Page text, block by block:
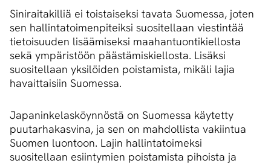
Siniraitakilliä ei toistaiseksi tavata Suomessa, joten
sen hallintatoimenpiteiksi suositellaan viestintää
tietoisuuden lisäämiseksi maahantuontikiellosta
sekä ympäristöön päästämiskiellosta. Lisäksi
suositellaan yksilöiden poistamista, mikäli lajia
havaittaisiin Suomessa.
Japaninkelasköynnöstä on Suomessa käytetty
puutarhakasvina, ja sen on mahdollista vakiintua
Suomen luontoon. Lajin hallintatoimeksi
suositellaan esiintymien poistamista pihoista ja